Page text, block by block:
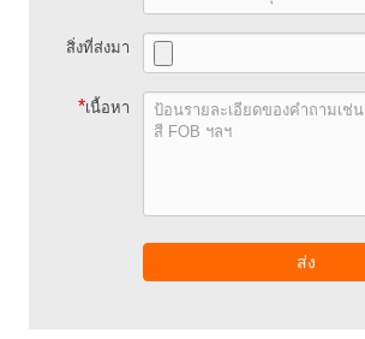
สิ่งที่ส่งมา
*เนื้อหา
ส่ง